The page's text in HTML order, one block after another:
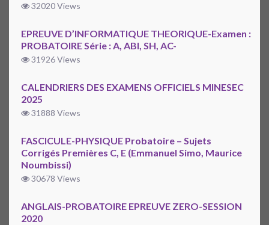
32020 Views
EPREUVE D’INFORMATIQUE THEORIQUE-Examen :
PROBATOIRE Série : A, ABI, SH, AC-
31926 Views
CALENDRIERS DES EXAMENS OFFICIELS MINESEC
2025
31888 Views
FASCICULE-PHYSIQUE Probatoire – Sujets
Corrigés Premières C, E (Emmanuel Simo, Maurice
Noumbissi)
30678 Views
ANGLAIS-PROBATOIRE EPREUVE ZERO-SESSION
2020